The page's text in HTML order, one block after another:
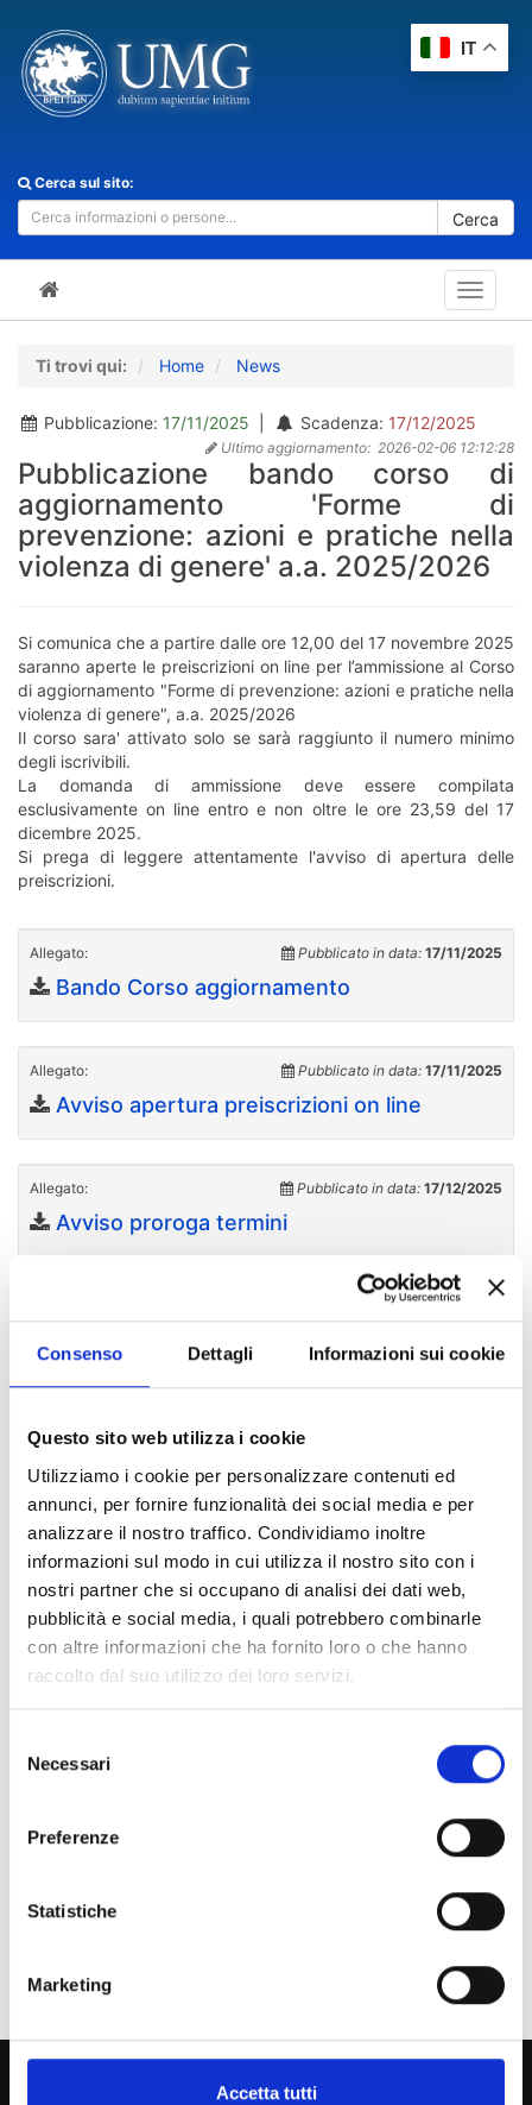
Consenso Dettagli Informazioni sui cookie
Questo sito web utilizza i cookie
Utilizziamo i cookie per personalizzare contenuti ed
annunci, per fornire funzionalità dei social media e per
analizzare il nostro traffico. Condividiamo inoltre
informazioni sul modo in cui utilizza il nostro sito con i
nostri partner che si occupano di analisi dei dati web,
pubblicità e social media, i quali potrebbero combinarle
con altre informazioni che ha fornito loro o che hanno
raccolto dal suo utilizzo dei loro servizi.
delNecessari
Preferenze
Statistiche
Marketing
Accetta tutti
Cerca sul sito:
Cerca
Toggle
Ti trovi qui: Home News
Pubblicazione: 17/11/2025 Scadenza: 17/12/2025
Ultimo aggiornamento: 2026-02-06 12:12:28
Pubblicazione bando corso di
aggiornamento 'Forme di
prevenzione: azioni e pratiche nella
violenza di genere' a.a. 2025/2026
Si comunica che a partire dalle ore 12,00 del 17 novembre 2025
saranno aperte le preiscrizioni on line per l’ammissione al Corso
di aggiornamento "Forme di prevenzione: azioni e pratiche nella
violenza di genere", a.a. 2025/2026
Il corso sara' attivato solo se sarà raggiunto il numero minimo
degli iscrivibili.
La domanda di ammissione deve essere compilata
esclusivamente on line entro e non oltre le ore 23,59 del 17
dicembre 2025.
Si prega di leggere attentamente l'avviso di apertura delle
preiscrizioni.
Allegato: Pubblicato in data: 17/11/2025
Bando Corso aggiornamento
Allegato: Pubblicato in data: 17/11/2025
Avviso apertura preiscrizioni on line
Allegato: Pubblicato in data: 17/12/2025
Avviso proroga termini
Pubblicato in data: 06/02/2026
AGGIORNAMENTO
Allegato: Pubblicato in data:
MODULO RIMBORSO
Indice di pagina
Chi sei? Naviga il sito per profilo
Studente Iscritto
Personale
800 453 444
IT